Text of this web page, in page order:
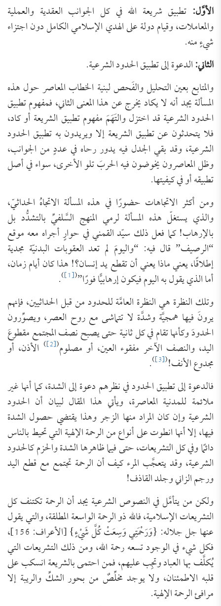
الأوَّل: تطبيق شريعة الله في كل الجوانب العقدية والعملية
والمعاملات، وقيام دولة على الهدي الإسلامي الكامل دون اجتزاء
شيءٍ منه.
الثاني:الدعوة إلى تطبيق الحدود الشرعية.
والمتابع بعين التحليل والفَحص لبنية الخطاب المعاصر حول هذه
المسألة يجد أنه لا يكاد يخرج عن هذا المعنى الثاني، فمفهوم تطبيق
الحدود الشرعية قد اختزل والتَهَمَ مفهوم تطبيق الشريعة أو كاد،
فلا يتحدثون عن تطبيق الشريعة إلا ويريدون به تطبيق الحدود
الشرعية، وقد بقي الجدل فيه يدور رحاه في عددٍ من الجوانب،
وظل المعاصرون يخوضون فيه الحربَ تلو الأخرى، سواء في أصل
تطبيقه أو في كيفيتها.
ومن أكثر الاتجاهات حضورًا في هذه المسألة الاتجاهُ الحداثيّ،
والذي يستغلّ هذه المسألة لرمي المنهج السَّلفيِّ بالتشدُّد بل
بالإرهاب! كما فعل ذلك سيّد القمني في حوارٍ أجراه معه موقع
“الرصيف” قال فيه: “واليومَ لم تعد العقوبات البدنيّة مجدية
إطلاقًا، يعني ماذا يعني أن تقطع يد إنسان؟! هذا كان أيام زمان،
أما الذي يقول به اليوم فيكون إرهابيًّا فورًا”(
[1]
)
.
وتلك النظرة هي النظرة العامَّة للحدود من قبل الحداثيين، فإنهم
يرونَ فيها همجيَّة وشدَّة لا تتماشى مع روح العصر، ويصوِّرون
الحدودَ وكأنها تقام في كل ثانية حتى يصبح نصف المجتمع مقطوعَ
اليد، والنصف الآخر مفقوء العين، أو مصلوم(
[2]
) الأذن، أو
مجدوع الأنف!(
[3]
)
.
فالدعوة إلى تطبيق الحدود في نظرهم دعوة إلى الشدة، كما أنها غير
ملائمة للمدنية المعاصرة، ويأتي هذا المقال لبيان أن الحدود
الشرعية وإن كان المراد منها الزجر وهذا يقتضي حصول الشدة
فيها، إلا أنها انطوت على أنواع من الرحمة الإلهية التي تحيط بالناس
دائمًا وفي كل التشريعات، حتى فيما ظاهرها الشدة والحزم كالحدود
الشرعية، وقد يتعجَّب المرء كيف أن الرحمة تجتمع مع قطع اليد
ورجم الزاني وجلد القاذف!
ولكن من يتأمَّل في النصوص الشرعية يجد أن الرحمة تكتنف كل
التشريعات الإسلامية، فالله ذو الرحمة الواسعة المطلقة، والتي يقول
عنها جل جلاله: {وَرَحْمَتِي وَسِعَتْ كُلَّ شَيْءٍ} [الأعراف: 156]،
فكل شيء في الوجود تسعه رحمة الله، ومن ذلك التشريعات التي
يُكلَّف بها العباد وتجِب عليهم، فمن احتمى بالشريعة انسكب على
قلبه الاطمئنان، ولا يوجد مخلِّصٌ من بحور الشكِّ والريبة إلا
مرافئ الرحمة الإلهية.